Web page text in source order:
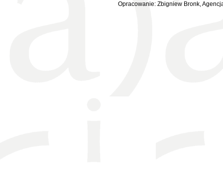
Opracowanie: Zbigniew Bronk,